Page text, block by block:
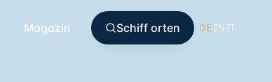
Magazin Schiff orten DE·EN·IT